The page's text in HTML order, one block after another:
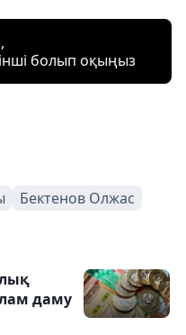
болып оқыңыз
Бектенов Олжас
даму